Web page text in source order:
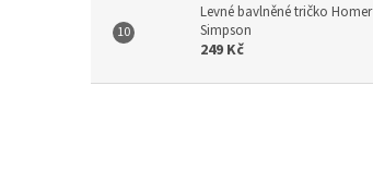
Levné bavlněné tričko Homer
Simpson
249 Kč